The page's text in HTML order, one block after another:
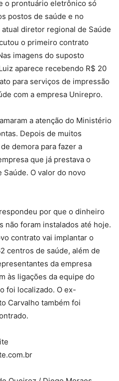
o prontuário eletrônico só
postos de saúde e no
diretor regional de Saúde
o primeiro contrato
imagens do suposto
aparece recebendo R$ 20
para serviços de impressão
com a empresa Unirepro.
a atenção do Ministério
Depois de muitos
demora para fazer a
que já prestava o
O valor do novo
por que o dinheiro
não foram instalados até hoje.
contrato vai implantar o
centros de saúde, além de
da empresa
às ligações da equipe do
foi localizado. O ex-
Carvalho também foi